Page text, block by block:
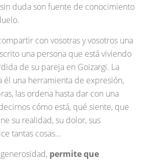
duda son fuente de conocimiento
con vosotras y vosotros una
una persona que está viviendo
de su pareja en Goizargi. La
él una herramienta de expresión,
las ordena hasta dar con una
cómo está, qué siente, que
su realidad, su dolor, sus
tantas cosas…
permite que